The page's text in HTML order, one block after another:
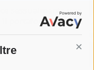
sessualmente una
il portafogli, fermato